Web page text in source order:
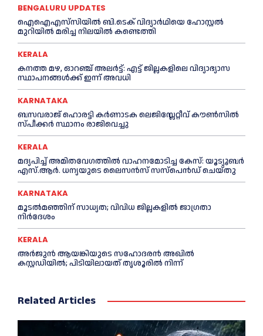
BENGALURU UPDATES
ഐഐഎസ്‌സിയിൽ ബി.ടെക് വിദ്യാർഥിയെ ഹോസ്റ്റൽ
മുറിയിൽ മരിച്ച നിലയിൽ കണ്ടെത്തി
KERALA
ക​ന​ത്ത മ​ഴ, ഓറഞ്ച് അലർട്ട്: എ​ട്ട് ജി​ല്ല​ക​ളി​ലെ വി​ദ്യാ​ഭ്യാ​സ
സ്ഥാ​പ​ന​ങ്ങ​ൾ​ക്ക് ഇ​ന്ന് അ​വ​ധി
KARNATAKA
ബസവരാജ് ഹൊരട്ടി കർണാടക ലെജിസ്ലേറ്റീവ് കൗൺസിൽ
സ്പീക്കർ സ്ഥാനം രാജിവെച്ചു
KERALA
മദ്യപിച്ച് അമിതവേഗത്തിൽ വാഹനമോടിച്ച കേസ്: യൂട്യൂബർ
എസ്.ആർ. ധന്യയുടെ ലൈസൻസ് സസ്‌പെൻഡ് ചെയ്തു
KARNATAKA
മൂടൽമഞ്ഞിന് സാധ്യത; വിവിധ ജില്ലകളിൽ ജാഗ്രതാ
നിർദേശം
KERALA
അര്‍ജുന്‍ ആയങ്കിയുടെ സഹോദരന്‍ അഖില്‍
കസ്റ്റഡിയില്‍; പിടിയിലായത് തൃശൂരില്‍ നിന്ന്
Related Articles